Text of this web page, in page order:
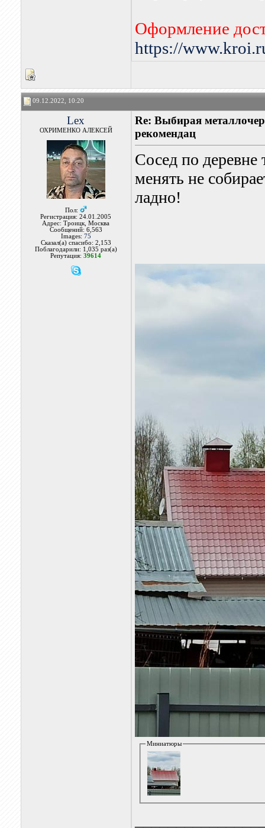
Оформление
https://
09.12.2022, 10:20
Lex
ОХРИМЕНКО АЛЕКСЕЙ
Пол:
Регистрация: 24.01.2005
Адрес: Троицк, Москва
Сообщений: 6,563
Images: 75
Сказал(а) спасибо: 2,153
Поблагодарили: 1,035 раз(а)
Репутация:39614
Re: Выбирая
рекомендац
Сосед по деревне
менять не
ладно!
Миниатюры